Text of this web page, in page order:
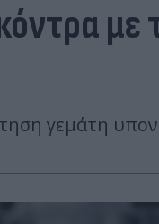
γεμάτη